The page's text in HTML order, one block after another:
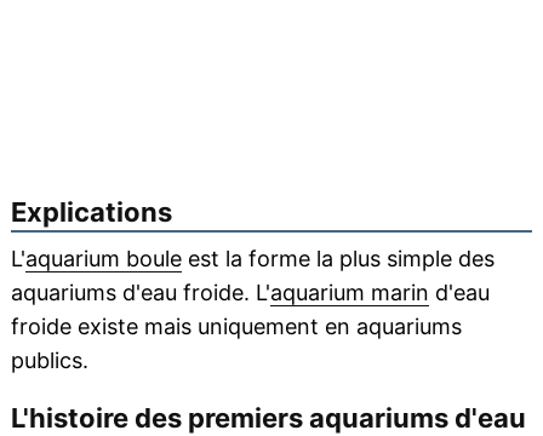
Explications
L'aquarium bouleest la forme la plus simple des
aquariums d'eau froide. L'aquarium marin d'eau
froide existe mais uniquement en aquariums
publics.
L'histoire des premiers aquariums d'eau